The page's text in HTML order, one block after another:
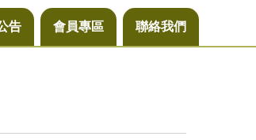
告 會員專區 聯絡我們